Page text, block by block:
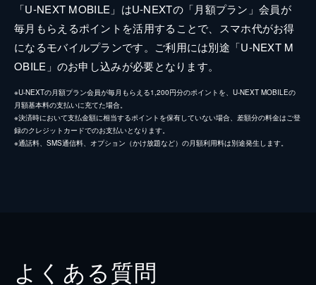
「U-NEXT MOBILE」はU-NEXTの「月額プラン」会員が
毎月もらえるポイントを活用することで、スマホ代がお得
になるモバイルプランです。ご利用には別途「U-NEXT M
OBILE」のお申し込みが必要となります。
※U-NEXTの月額プラン会員が毎月もらえる1,200円分のポイントを、U-NEXT MOBILEの
月額基本料の支払いに充てた場合。
※決済時において支払金額に相当するポイントを保有していない場合、差額分の料金はご登
録のクレジットカードでのお支払いとなります。
※通話料、SMS通信料、オプション（かけ放題など）の月額利用料は別途発生します。
よくある質問